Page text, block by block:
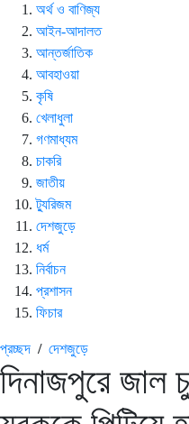
অর্থ ও বাণিজ্য
আইন-আদালত
আন্তর্জাতিক
আবহাওয়া
কৃষি
খেলাধুলা
গণমাধ্যম
চাকরি
জাতীয়
ট্যুরিজম
দেশজুড়ে
ধর্ম
নির্বাচন
প্রশাসন
ফিচার
প্রচ্ছদ / দেশজুড়ে
দিনাজপুরে জাল